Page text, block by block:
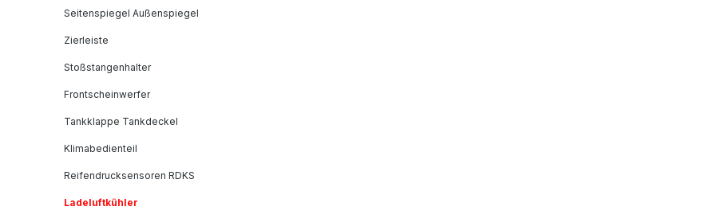
Seitenspiegel Außenspiegel
Zierleiste
Stoßstangenhalter
Frontscheinwerfer
Tankklappe Tankdeckel
Klimabedienteil
Reifendrucksensoren RDKS
Ladeluftkühler